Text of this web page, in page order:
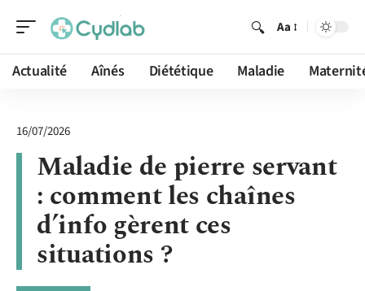
Aa
Actualité Aînés Diététique Maladie
16/07/2026
Maladie de pierre servant
: comment les chaînes
d’info gèrent ces
situations ?